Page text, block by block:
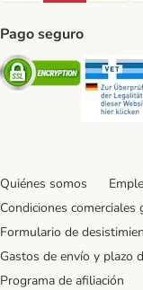
Pago seguro
Security
Quiénes somos
Condiciones comerciales
Formulario de
Gastos de envío y plazo
Programa de afiliación